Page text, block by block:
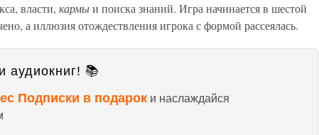
власти, кармыи поиска знаний. Игра начинается в шестой
а иллюзия отождествления игрока с формой рассеялась.
аудиокниг! 📚
Подписки в подарок и наслаждайся